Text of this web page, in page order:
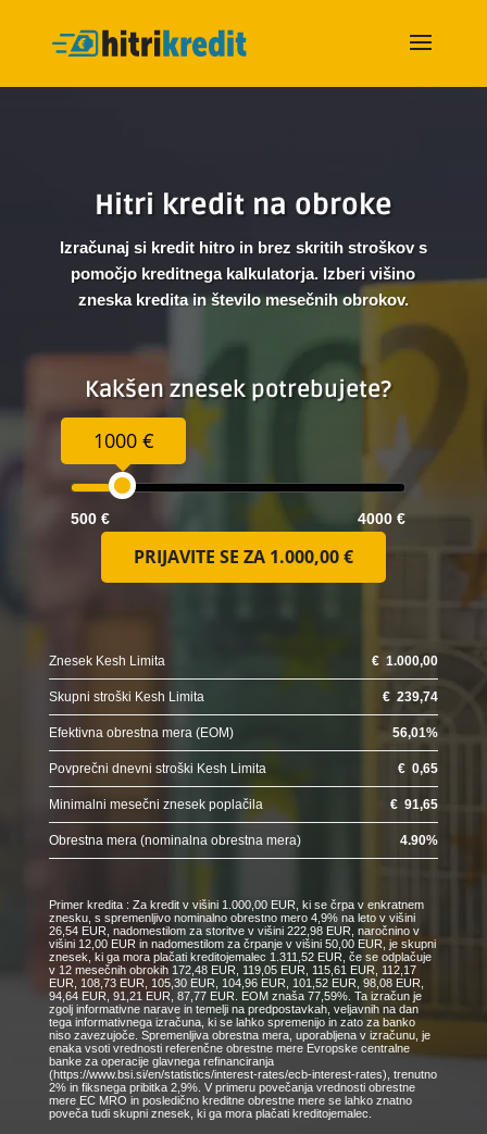
Hitri kredit na obroke
Izračunaj si kredit hitro in brez skritih stroškov s
pomočjo kreditnega kalkulatorja. Izberi višino
zneska kredita in število mesečnih obrokov.
Kakšen znesek potrebujete?
1000 €
500 € 4000 €
PRIJAVITE SE ZA 1.000,00 €
Znesek Kesh Limita €1.000,00
Skupni stroški Kesh Limita €239,74
Efektivna obrestna mera (EOM) 56,01%
Povprečni dnevni stroški Kesh Limita €0,65
Minimalni mesečni znesek poplačila €91,65
Obrestna mera (nominalna obrestna mera) 4.90%
Primer kredita : Za kredit v višini 1.000,00 EUR, ki se črpa v enkratnem
znesku, s spremenljivo nominalno obrestno mero 4,9% na leto v višini
26,54 EUR, nadomestilom za storitve v višini 222,98 EUR, naročnino v
višini 12,00 EUR in nadomestilom za črpanje v višini 50,00 EUR, je skupni
znesek, ki ga mora plačati kreditojemalec 1.311,52 EUR, če se odplačuje
v 12 mesečnih obrokih 172,48 EUR, 119,05 EUR, 115,61 EUR, 112,17
EUR, 108,73 EUR, 105,30 EUR, 104,96 EUR, 101,52 EUR, 98,08 EUR,
94,64 EUR, 91,21 EUR, 87,77 EUR. EOM znaša 77,59%. Ta izračun je
zgolj informativne narave in temelji na predpostavkah, veljavnih na dan
tega informativnega izračuna, ki se lahko spremenijo in zato za banko
niso zavezujoče. Spremenljiva obrestna mera, uporabljena v izračunu, je
enaka vsoti vrednosti referenčne obrestne mere Evropske centralne
banke za operacije glavnega refinanciranja
(https://www.bsi.si/en/statistics/interest-rates/ecb-interest-rates), trenutno
2% in fiksnega pribitka 2,9%. V primeru povečanja vrednosti obrestne
mere EC MRO in posledično kreditne obrestne mere se lahko znatno
poveča tudi skupni znesek, ki ga mora plačati kreditojemalec.